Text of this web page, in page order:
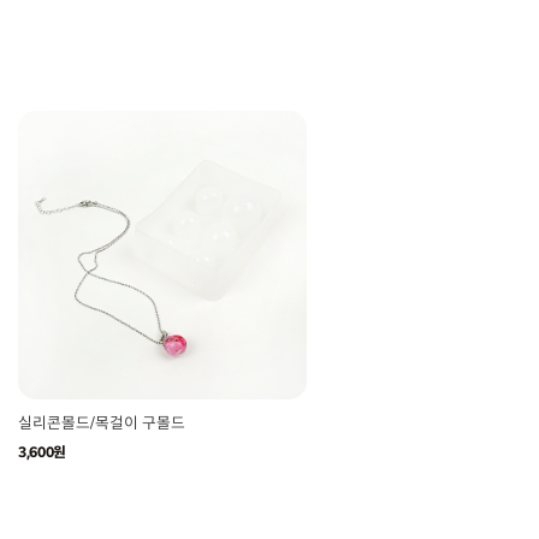
실리콘몰드/목걸이 구몰드
3,600원